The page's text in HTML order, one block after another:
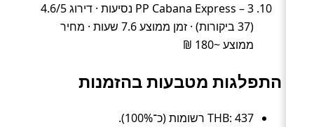
PP Cabana Express – 3 נסיעות · דירוג 4.6/5
(37 ביקורות) · זמן ממוצע 7.6 שעות · מחיר
ממוצע ~180 ₪
התפלגות מטבעות בהזמנות
THB: 437 רשומות (כ־100%).